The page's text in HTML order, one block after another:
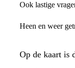
Ook lastige
Heen en weer
Op de kaart is